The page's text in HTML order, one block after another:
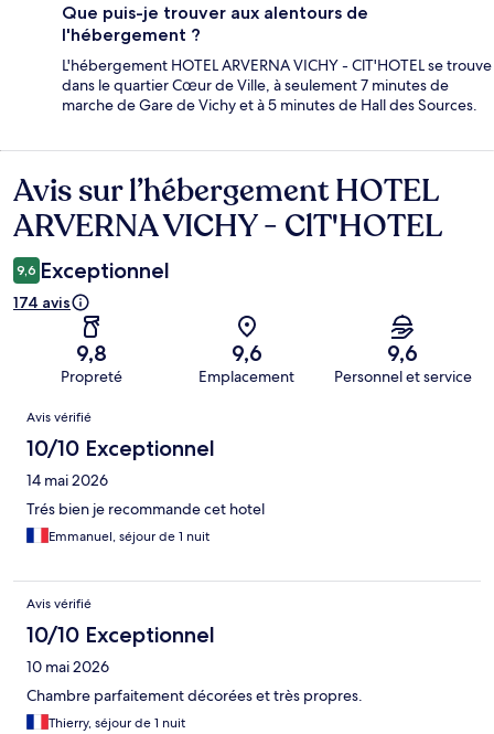
Que puis-je trouver aux alentours de
l'hébergement ?
L'hébergement HOTEL ARVERNA VICHY - ClT'HOTEL se trouve
dans le quartier Cœur de Ville, à seulement 7 minutes de
marche de Gare de Vichy et à 5 minutes de Hall des Sources.
Avis
Avis sur l’hébergement HOTEL
ARVERNA VICHY - ClT'HOTEL
9,6 Exceptionnel
174 avis
9,8
Propreté
9,6
Emplacement
9,6
Personnel et service
Avis
Avis vérifié
10/10 Exceptionnel
14 mai 2026
Trés bien je recommande cet hotel
Emmanuel, séjour de 1 nuit
Avis vérifié
10/10 Exceptionnel
10 mai 2026
Chambre parfaitement décorées et très propres.
Thierry, séjour de 1 nuit